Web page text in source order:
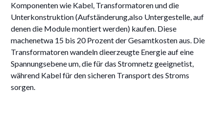
Komponenten wie Kabel, Transformatoren und die
Unterkonstruktion (Aufständerung,also Untergestelle, auf
denen die Module montiert werden) kaufen. Diese
machenetwa 15 bis 20 Prozent der Gesamtkosten aus. Die
Transformatoren wandeln dieerzeugte Energie auf eine
Spannungsebene um, die für das Stromnetz geeignetist,
während Kabel für den sicheren Transport des Stroms
sorgen.